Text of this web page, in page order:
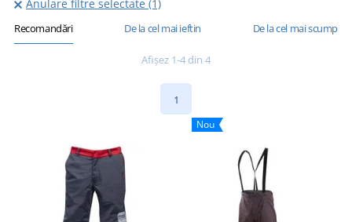
Anulare filtre selectate (1)
Recomandări De la cel mai ieftin De la cel mai scump
Afișez 1-4 din 4
1
Nou